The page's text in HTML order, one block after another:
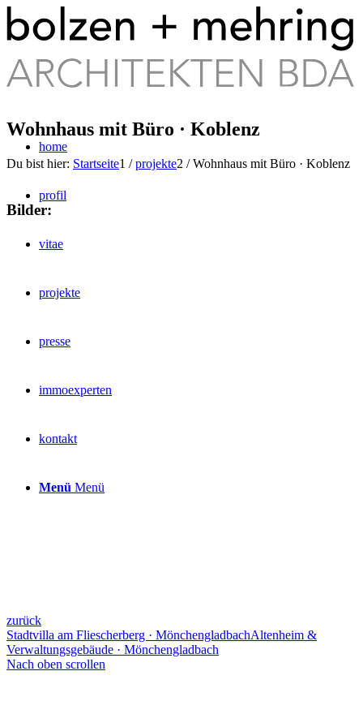
home
profil
vitae
projekte
presse
immoexperten
kontakt
Menü Menü
Wohnhaus mit Büro · Koblenz
Du bist hier: Startseite1 / projekte2 / Wohnhaus mit Büro · Koblenz
Bilder:
zurück
Stadtvilla am Fliescherberg · MönchengladbachAltenheim &
Verwaltungsgebäude · Mönchengladbach
Nach oben scrollen